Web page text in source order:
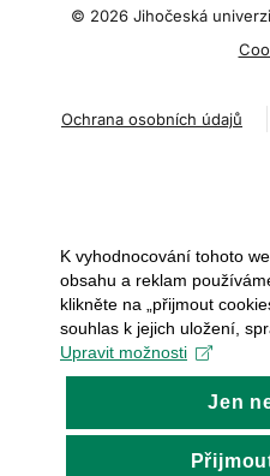
© 2026 Jihočeská
Ochrana osobních údajů
K vyhodnocování tohoto
obsahu a reklam
klikněte na „přijmout
souhlas k jejich uložení,
Upravit možnosti
Jen